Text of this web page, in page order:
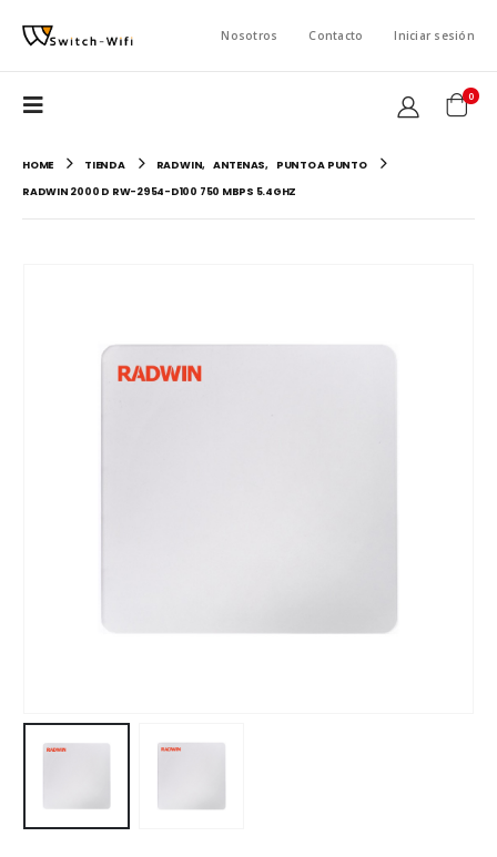
Nosotros Contacto Iniciar sesión
0
HOME TIENDA RADWIN, ANTENAS,
PUNTO A PUNTO
RADWIN 2000 D RW-2954-D100 750 MBPS 5.4GHZ